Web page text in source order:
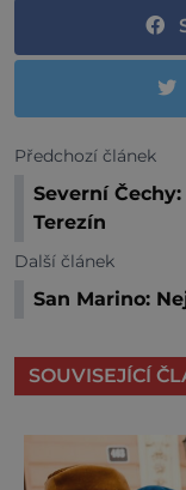
Předchozí článek
Severní
Terezín
Další článek
San Marino:
SOUVISEJÍCÍ